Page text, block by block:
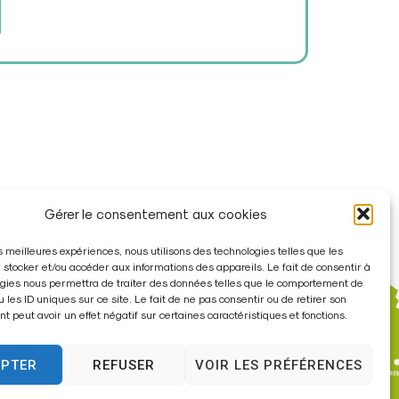
Gérer le consentement aux cookies
meilleures expériences, nous utilisons des technologies telles que les
stocker et/ou accéder aux informations des appareils. Le fait de consentir à
nous permettra de traiter des données telles que le comportement de
les ID uniques sur ce site. Le fait de ne pas consentir ou de retirer son
peut avoir un effet négatif sur certaines caractéristiques et fonctions.
REFUSER VOIR LES PRÉFÉRENCES